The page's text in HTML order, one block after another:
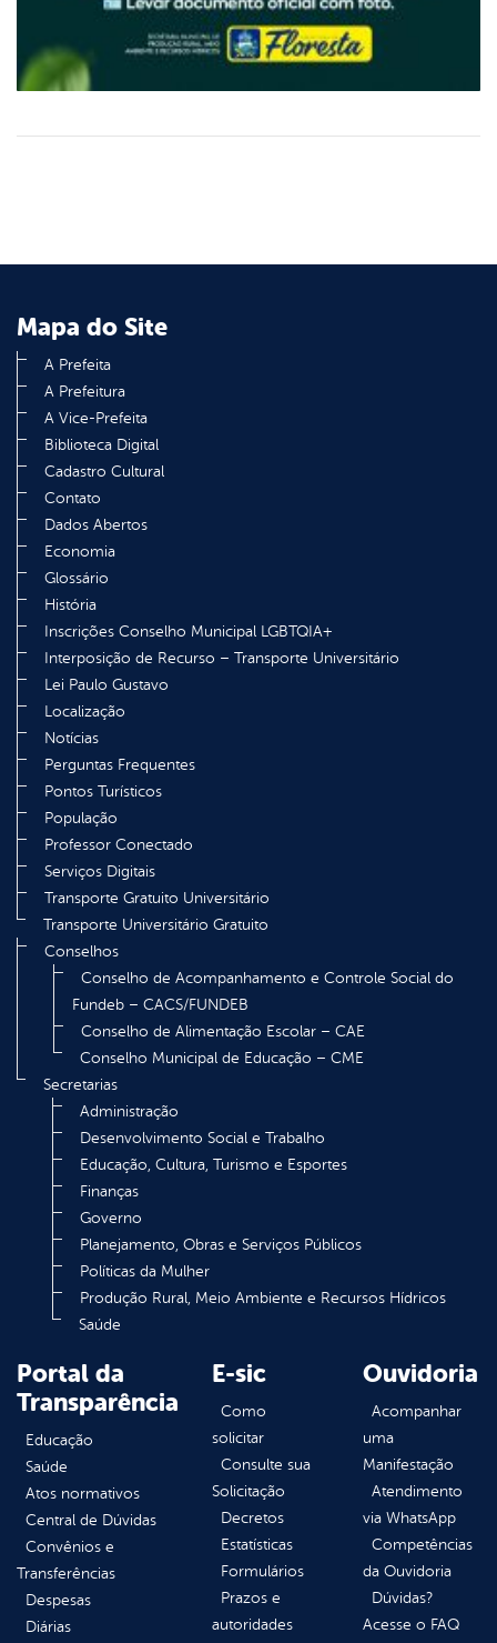
Mapa do Site
A Prefeita
A Prefeitura
A Vice-Prefeita
Biblioteca Digital
Cadastro Cultural
Contato
Dados Abertos
Economia
Glossário
História
Inscrições Conselho Municipal LGBTQIA+
Interposição de Recurso – Transporte Universitário
Lei Paulo Gustavo
Localização
Notícias
Perguntas Frequentes
Pontos Turísticos
População
Professor Conectado
Serviços Digitais
Transporte Gratuito Universitário
Transporte Universitário Gratuito
Conselhos
Conselho de Acompanhamento e Controle Social do
Fundeb – CACS/FUNDEB
Conselho de Alimentação Escolar – CAE
Conselho Municipal de Educação – CME
Secretarias
Administração
Desenvolvimento Social e Trabalho
Educação, Cultura, Turismo e Esportes
Finanças
Governo
Planejamento, Obras e Serviços Públicos
Políticas da Mulher
Produção Rural, Meio Ambiente e Recursos Hídricos
Saúde
Portal da
Transparência
Educação
Saúde
Atos normativos
Central de Dúvidas
Convênios e
Transferências
Despesas
Diárias
E-sic
Como
solicitar
Consulte sua
Solicitação
Decretos
Estatísticas
Formulários
Prazos e
autoridades
Ouvidoria
Acompanhar
uma
Manifestação
Atendimento
via WhatsApp
Competências
da Ouvidoria
Dúvidas?
Acesse o FAQ